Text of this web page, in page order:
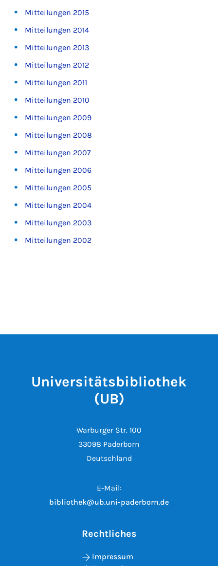
Mitteilungen 2015
Mitteilungen 2014
Mitteilungen 2013
Mitteilungen 2012
Mitteilungen 2011
Mitteilungen 2010
Mitteilungen 2009
Mitteilungen 2008
Mitteilungen 2007
Mitteilungen 2006
Mitteilungen 2005
Mitteilungen 2004
Mitteilungen 2003
Mitteilungen 2002
Universitätsbibliothek
(UB)
Warburger Str. 100
33098 Paderborn
Deutschland
E-Mail:
bibliothek@ub.uni-paderborn.de
Rechtliches
Impressum